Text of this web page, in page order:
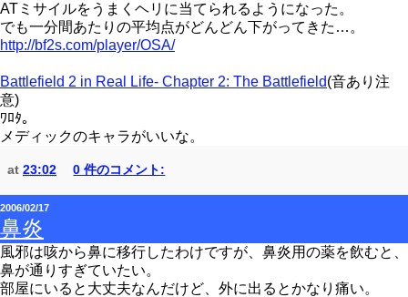
ATミサイルをうまくヘリに当てられるようになった。
でも一分間あたりの平均点がどんどん下がってきた…。
http://bf2s.com/player/OSA/
Battlefield 2 in Real Life- Chapter 2: The Battlefield(音あり注
意)
ﾜﾛﾀ。
メディックのキャラがいいな。
at 23:02 0 件のコメント:
2006/02/17
鼻炎
風邪は咳から鼻に移行したわけですが、鼻炎用の薬を飲むと、
鼻が通りすぎていたい。
部屋にいると大丈夫なんだけど、外に出るとかなり痛い。